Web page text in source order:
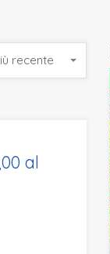
recente
al